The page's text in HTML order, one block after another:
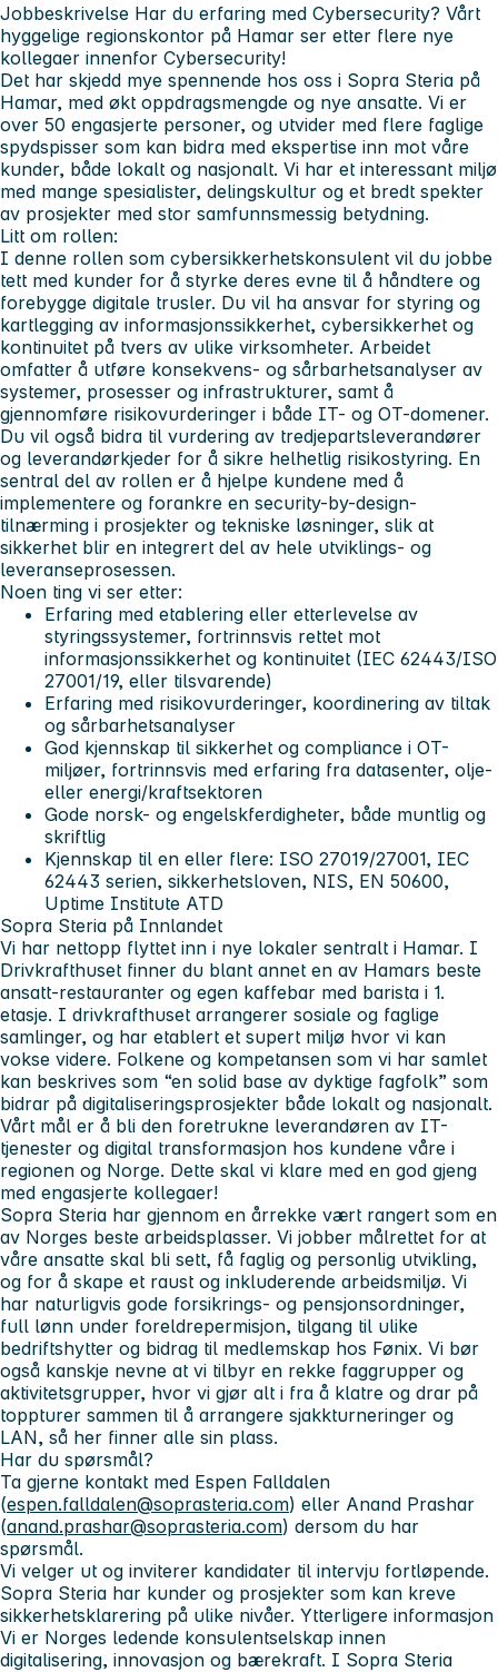
Jobbeskrivelse Har du erfaring med Cybersecurity? Vårt
hyggelige regionskontor på Hamar ser etter flere nye
kollegaer innenfor Cybersecurity!
Det har skjedd mye spennende hos oss i Sopra Steria på
Hamar, med økt oppdragsmengde og nye ansatte. Vi er
over 50 engasjerte personer, og utvider med flere faglige
spydspisser som kan bidra med ekspertise inn mot våre
kunder, både lokalt og nasjonalt. Vi har et interessant miljø
med mange spesialister, delingskultur og et bredt spekter
av prosjekter med stor samfunnsmessig betydning.
Litt om rollen:
I denne rollen som cybersikkerhetskonsulent vil du jobbe
tett med kunder for å styrke deres evne til å håndtere og
forebygge digitale trusler. Du vil ha ansvar for styring og
kartlegging av informasjonssikkerhet, cybersikkerhet og
kontinuitet på tvers av ulike virksomheter. Arbeidet
omfatter å utføre konsekvens- og sårbarhetsanalyser av
systemer, prosesser og infrastrukturer, samt å
gjennomføre risikovurderinger i både IT- og OT-domener.
Du vil også bidra til vurdering av tredjepartsleverandører
og leverandørkjeder for å sikre helhetlig risikostyring. En
sentral del av rollen er å hjelpe kundene med å
implementere og forankre en security-by-design-
tilnærming i prosjekter og tekniske løsninger, slik at
sikkerhet blir en integrert del av hele utviklings- og
leveranseprosessen.
Noen ting vi ser etter:
Erfaring med etablering eller etterlevelse av
styringssystemer, fortrinnsvis rettet mot
informasjonssikkerhet og kontinuitet (IEC 62443/ISO
27001/19, eller tilsvarende)
Erfaring med risikovurderinger, koordinering av tiltak
og sårbarhetsanalyser
God kjennskap til sikkerhet og compliance i OT-
miljøer, fortrinnsvis med erfaring fra datasenter, olje-
eller energi/kraftsektoren
Gode norsk- og engelskferdigheter, både muntlig og
skriftlig
Kjennskap til en eller flere: ISO 27019/27001, IEC
62443 serien, sikkerhetsloven, NIS, EN 50600,
Uptime Institute ATD
Sopra Steria på Innlandet
Vi har nettopp flyttet inn i nye lokaler sentralt i Hamar. I
Drivkrafthuset finner du blant annet en av Hamars beste
ansatt-restauranter og egen kaffebar med barista i 1.
etasje. I drivkrafthuset arrangerer sosiale og faglige
samlinger, og har etablert et supert miljø hvor vi kan
vokse videre. Folkene og kompetansen som vi har samlet
kan beskrives som “en solid base av dyktige fagfolk” som
bidrar på digitaliseringsprosjekter både lokalt og nasjonalt.
Vårt mål er å bli den foretrukne leverandøren av IT-
tjenester og digital transformasjon hos kundene våre i
regionen og Norge. Dette skal vi klare med en god gjeng
med engasjerte kollegaer!
Sopra Steria har gjennom en årrekke vært rangert som en
av Norges beste arbeidsplasser. Vi jobber målrettet for at
våre ansatte skal bli sett, få faglig og personlig utvikling,
og for å skape et raust og inkluderende arbeidsmiljø. Vi
har naturligvis gode forsikrings- og pensjonsordninger,
full lønn under foreldrepermisjon, tilgang til ulike
bedriftshytter og bidrag til medlemskap hos Fønix. Vi bør
også kanskje nevne at vi tilbyr en rekke faggrupper og
aktivitetsgrupper, hvor vi gjør alt i fra å klatre og drar på
toppturer sammen til å arrangere sjakkturneringer og
LAN, så her finner alle sin plass.
Har du spørsmål?
Ta gjerne kontakt med Espen Falldalen
(espen.falldalen@soprasteria.com) eller Anand Prashar
(anand.prashar@soprasteria.com) dersom du har
spørsmål.
Vi velger ut og inviterer kandidater til intervju fortløpende.
Sopra Steria har kunder og prosjekter som kan kreve
sikkerhetsklarering på ulike nivåer. Ytterligere informasjon
Vi er Norges ledende konsulentselskap innen
digitalisering, innovasjon og bærekraft. I Sopra Steria